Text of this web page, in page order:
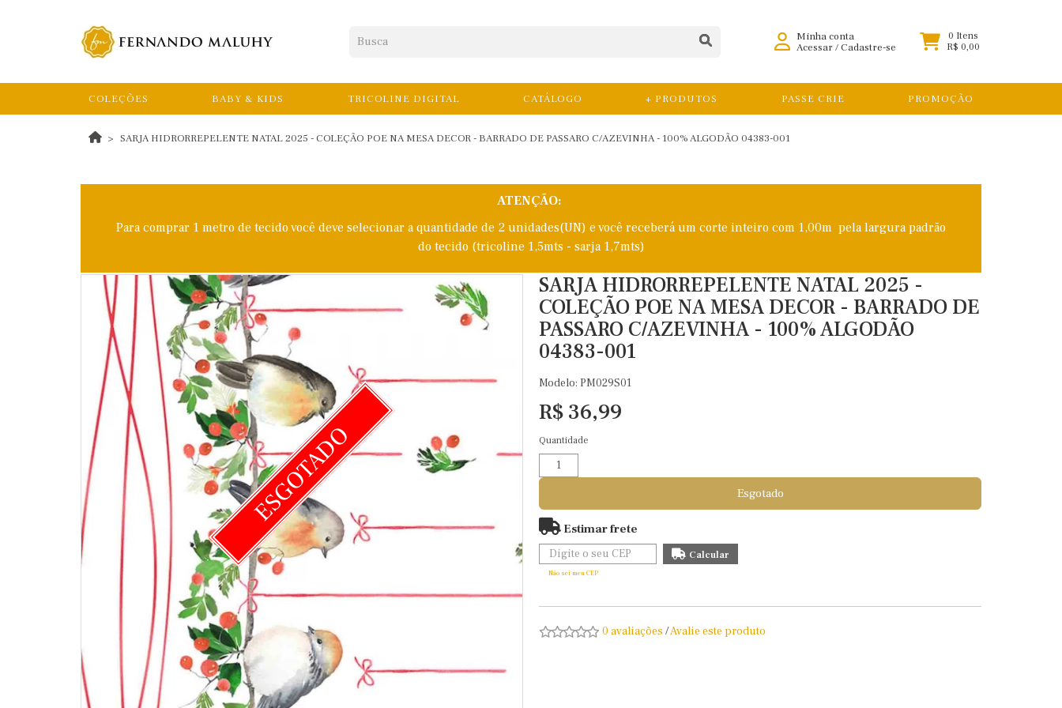
Minha conta
Acessar/Cadastre-se
0 Itens
R$ 0,00
COLEÇÕES BABY & KIDS TRICOLINE DIGITAL CATÁLOGO + PRODUTOS PASSE CRIE PROMOÇÃO
SARJA HIDRORREPELENTE NATAL 2025 - COLEÇÃO POE NA MESA DECOR - BARRADO DE PASSARO C/AZEVINHA - 100% ALGODÃO 04383-001
ATENÇÃO:
Para comprar 1 metro de tecido você deve selecionar a quantidade de 2 unidades(UN) e você receberá um corte inteiro com 1,00m pela largura padrão
do tecido (tricoline 1,5mts - sarja 1,7mts)
ESGOTADO
SARJA HIDRORREPELENTE NATAL 2025 -
COLEÇÃO POE NA MESA DECOR - BARRADO DE
PASSARO C/AZEVINHA - 100% ALGODÃO
04383-001
Modelo: PM029S01
R$ 36,99
Quantidade
Esgotado
Estimar frete
Não sei meu CEP
0 avaliações /Avalie este produto